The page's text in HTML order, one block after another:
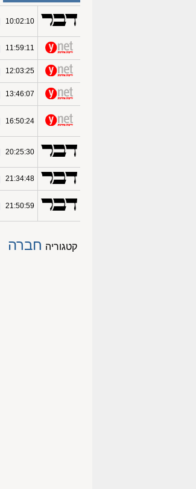
10:02:10
11:59:11
12:03:25
13:46:07
16:50:24
20:25:30
21:34:48
21:50:59
קטגוריה חברה